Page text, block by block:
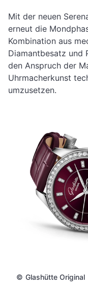
Mit der neuen
erneut die
Kombination aus
Diamantbesatz
den Anspruch der
Uhrmacherkunst
umzusetzen.
© Glashütte Original